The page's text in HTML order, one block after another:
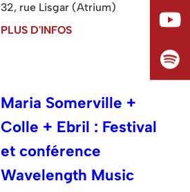
32, rue Lisgar (Atrium)
PLUS D'INFOS
Maria Somerville +
Colle + Ebril : Festival
et conférence
Wavelength Music